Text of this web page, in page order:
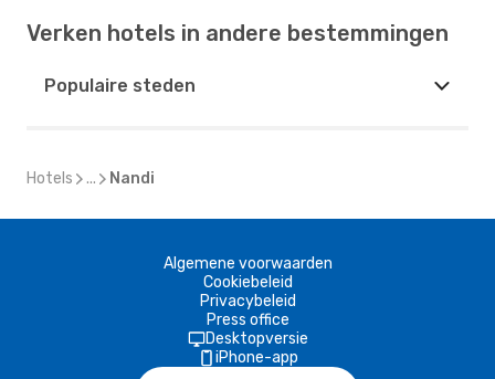
Verken hotels in andere bestemmingen
Populaire steden
Hotels ... Nandi
Algemene voorwaarden
Cookiebeleid
Privacybeleid
Press office
Desktopversie
iPhone-app